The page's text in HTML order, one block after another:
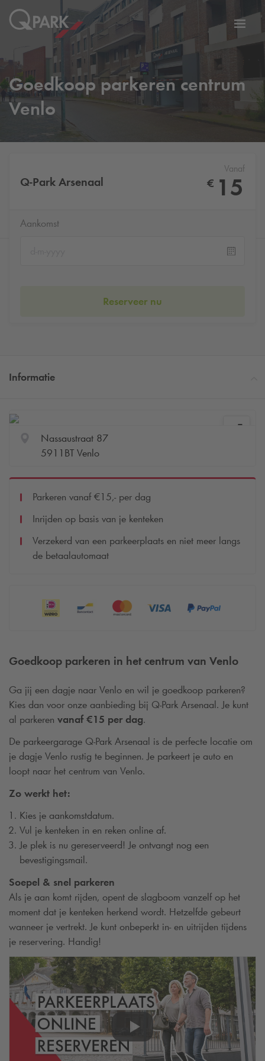
Goedkoop parkeren centrum
Venlo
Q-Park Arsenaal
Vanaf
€ 15
Aankomst
Reserveer nu
Informatie
Goedkoop parkeren in het centrum van Venlo
Ga jij een dagje naar Venlo en wil je goedkoop parkeren?
Kies dan voor onze aanbieding bij Q-Park Arsenaal. Je kunt
al parkeren vanaf €15 per dag.
De parkeergarage Q-Park Arsenaal is de perfecte locatie om
je dagje Venlo rustig te beginnen. Je parkeert je auto en
loopt naar het centrum van Venlo.
Zo werkt het:
Kies je aankomstdatum.
Vul je kenteken in en reken online af.
Je plek is nu gereserveerd! Je ontvangt nog een
bevestigingsmail.
Soepel & snel parkeren
Als je aan komt rijden, opent de slagboom vanzelf op het
moment dat je kenteken herkend wordt. Hetzelfde gebeurt
wanneer je vertrekt. Je kunt onbeperkt in- en uitrijden tijdens
je reservering. Handig!
Nassaustraat 87
5911BT Venlo
Parkeren vanaf €15,- per dag
Inrijden op basis van je kenteken
Verzekerd van een parkeerplaats en niet meer langs
de betaalautomaat